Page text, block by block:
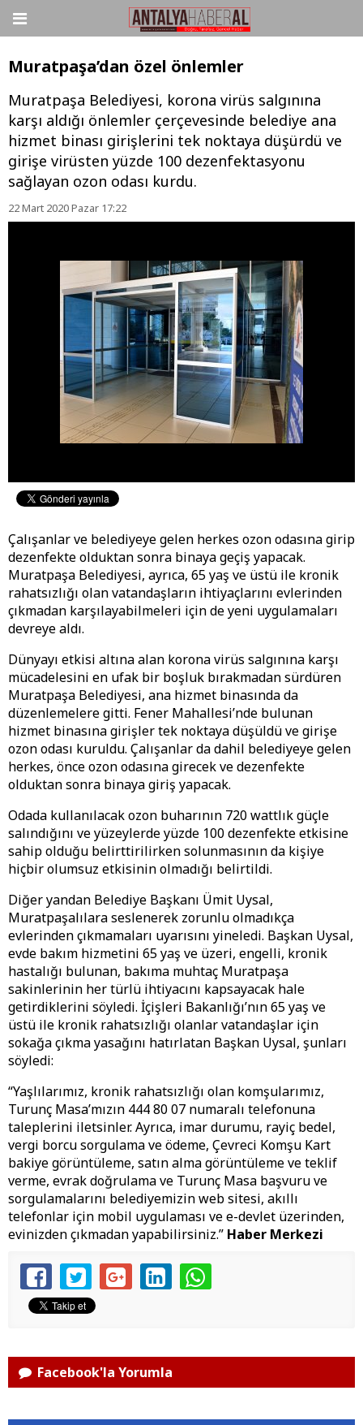
Muratpaşa’dan özel önlemler
Muratpaşa Belediyesi, korona virüs salgınına
karşı aldığı önlemler çerçevesinde belediye ana
hizmet binası girişlerini tek noktaya düşürdü ve
girişe virüsten yüzde 100 dezenfektasyonu
sağlayan ozon odası kurdu.
22 Mart 2020 Pazar 17:22
Çalışanlar ve belediyeye gelen herkes ozon odasına girip
dezenfekte olduktan sonra binaya geçiş yapacak.
Muratpaşa Belediyesi, ayrıca, 65 yaş ve üstü ile kronik
rahatsızlığı olan vatandaşların ihtiyaçlarını evlerinden
çıkmadan karşılayabilmeleri için de yeni uygulamaları
devreye aldı.
Dünyayı etkisi altına alan korona virüs salgınına karşı
mücadelesini en ufak bir boşluk bırakmadan sürdüren
Muratpaşa Belediyesi, ana hizmet binasında da
düzenlemelere gitti. Fener Mahallesi’nde bulunan
hizmet binasına girişler tek noktaya düşüldü ve girişe
ozon odası kuruldu. Çalışanlar da dahil belediyeye gelen
herkes, önce ozon odasına girecek ve dezenfekte
olduktan sonra binaya giriş yapacak.
Odada kullanılacak ozon buharının 720 wattlık güçle
salındığını ve yüzeylerde yüzde 100 dezenfekte etkisine
sahip olduğu belirttirilirken solunmasının da kişiye
hiçbir olumsuz etkisinin olmadığı belirtildi.
Diğer yandan Belediye Başkanı Ümit Uysal,
Muratpaşalılara seslenerek zorunlu olmadıkça
evlerinden çıkmamaları uyarısını yineledi. Başkan Uysal,
evde bakım hizmetini 65 yaş ve üzeri, engelli, kronik
hastalığı bulunan, bakıma muhtaç Muratpaşa
sakinlerinin her türlü ihtiyacını kapsayacak hale
getirdiklerini söyledi. İçişleri Bakanlığı’nın 65 yaş ve
üstü ile kronik rahatsızlığı olanlar vatandaşlar için
sokağa çıkma yasağını hatırlatan Başkan Uysal, şunları
söyledi:
“Yaşlılarımız, kronik rahatsızlığı olan komşularımız,
Turunç Masa’mızın 444 80 07 numaralı telefonuna
taleplerini iletsinler. Ayrıca, imar durumu, rayiç bedel,
vergi borcu sorgulama ve ödeme, Çevreci Komşu Kart
bakiye görüntüleme, satın alma görüntüleme ve teklif
verme, evrak doğrulama ve Turunç Masa başvuru ve
sorgulamalarını belediyemizin web sitesi, akıllı
telefonlar için mobil uygulaması ve e-devlet üzerinden,
evinizden çıkmadan yapabilirsiniz.” Haber Merkezi
Facebook'la Yorumla